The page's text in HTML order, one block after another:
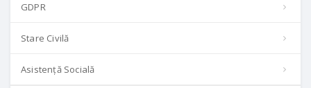
GDPR
Stare Civilă
Asistență Socială